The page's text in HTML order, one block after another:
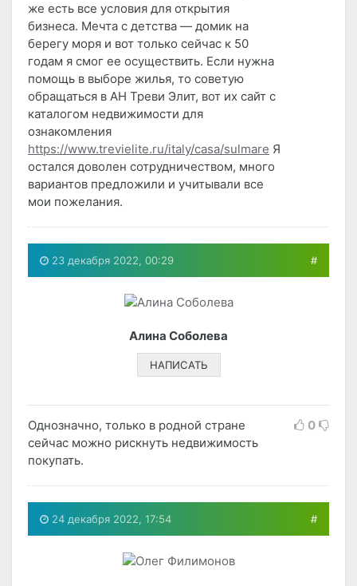
же есть все условия для открытия
бизнеса. Мечта с детства — домик на
берегу моря и вот только сейчас к 50
годам я смог ее осуществить. Если нужна
помощь в выборе жилья, то советую
обращаться в АН Треви Элит, вот их сайт с
каталогом недвижимости для
ознакомления
https://www.trevielite.ru/italy/casa/sulmare Я
остался доволен сотрудничеством, много
вариантов предложили и учитывали все
мои пожелания.
23 декабря 2022, 00:29 #
Алина Соболева
НАПИСАТЬ
Однозначно, только в родной стране
сейчас можно рискнуть недвижимость
покупать.
0
24 декабря 2022, 17:54 #